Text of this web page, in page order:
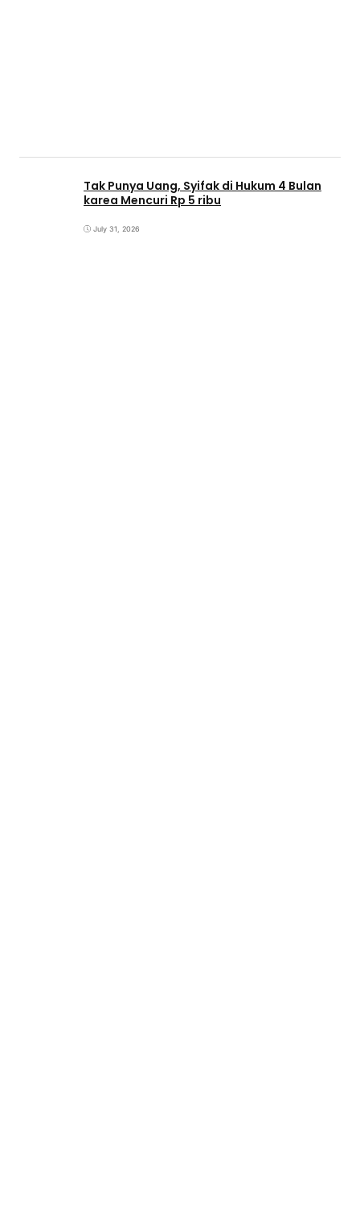
Tak Punya Uang, Syifak di Hukum 4 Bulan
karea Mencuri Rp 5 ribu
July 31, 2026